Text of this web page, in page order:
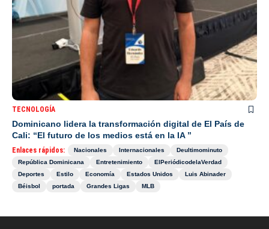
TECNOLOGÍA
Dominicano lidera la transformación digital de El País de
Cali: “El futuro de los medios está en la IA ”
Enlaces rápidos: Nacionales Internacionales
Deultimominuto
República Dominicana
Entretenimiento
ElPeriódicodelaVerdad
Deportes
Estilo Economía Estados Unidos
Luis Abinader
Béisbol
portada Grandes Ligas MLB